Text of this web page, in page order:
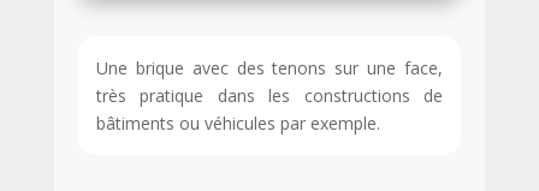
Une brique avec des tenons sur une face,
très pratique dans les constructions de
bâtiments ou véhicules par exemple.